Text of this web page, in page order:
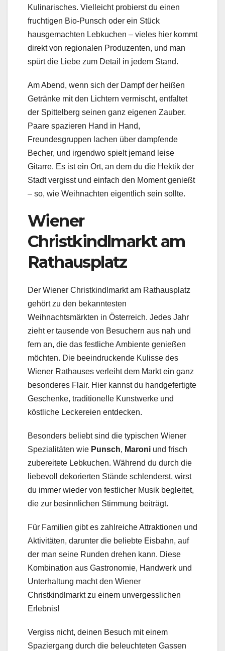
Kulinarisches. Vielleicht probierst du einen
fruchtigen Bio-Punsch oder ein Stück
hausgemachten Lebkuchen – vieles hier kommt
direkt von regionalen Produzenten, und man
spürt die Liebe zum Detail in jedem Stand.
Am Abend, wenn sich der Dampf der heißen
Getränke mit den Lichtern vermischt, entfaltet
der Spittelberg seinen ganz eigenen Zauber.
Paare spazieren Hand in Hand,
Freundesgruppen lachen über dampfende
Becher, und irgendwo spielt jemand leise
Gitarre. Es ist ein Ort, an dem du die Hektik der
Stadt vergisst und einfach den Moment genießt
– so, wie Weihnachten eigentlich sein sollte.
Wiener
Christkindlmarkt am
Rathausplatz
Der Wiener Christkindlmarkt am Rathausplatz
gehört zu den bekanntesten
Weihnachtsmärkten in Österreich. Jedes Jahr
zieht er tausende von Besuchern aus nah und
fern an, die das festliche Ambiente genießen
möchten. Die beeindruckende Kulisse des
Wiener Rathauses verleiht dem Markt ein ganz
besonderes Flair. Hier kannst du handgefertigte
Geschenke, traditionelle Kunstwerke und
köstliche Leckereien entdecken.
Besonders beliebt sind die typischen Wiener
Spezialitäten wie Punsch, Maroni und frisch
zubereitete Lebkuchen. Während du durch die
liebevoll dekorierten Stände schlenderst, wirst
du immer wieder von festlicher Musik begleitet,
die zur besinnlichen Stimmung beiträgt.
Für Familien gibt es zahlreiche Attraktionen und
Aktivitäten, darunter die beliebte Eisbahn, auf
der man seine Runden drehen kann. Diese
Kombination aus Gastronomie, Handwerk und
Unterhaltung macht den Wiener
Christkindlmarkt zu einem unvergesslichen
Erlebnis!
Vergiss nicht, deinen Besuch mit einem
Spaziergang durch die beleuchteten Gassen